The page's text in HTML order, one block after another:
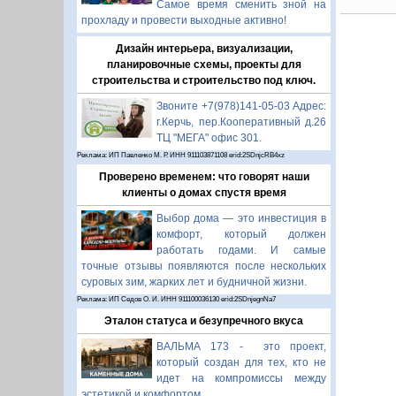
Самое время сменить зной на
прохладу и провести выходные активно!
Дизайн интерьера, визуализации,
планировочные схемы, проекты для
строительства и строительство под ключ.
Звоните +7(978)141-05-03 Адрес:
г.Керчь, пер.Кооперативный д.26
ТЦ "МЕГА" офис 301.
Реклама: ИП Павленко М. Р. ИНН 911103871108 erid:2SDnjcRB4xz
Проверено временем: что говорят наши
клиенты о домах спустя время
Выбор дома — это инвестиция в
комфорт, который должен
работать годами. И самые
точные отзывы появляются после нескольких
суровых зим, жарких лет и будничной жизни.
Реклама: ИП Седов О. И. ИНН 911100036130 erid:2SDnjegnNa7
Эталон статуса и безупречного вкуса
ВАЛЬМА 173 - это проект,
который создан для тех, кто не
идет на компромиссы между